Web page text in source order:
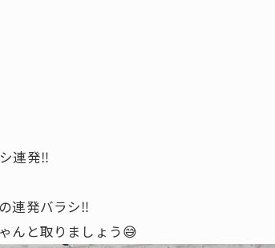
連発‼️
連発バラシ‼️
んと取りましょう😅